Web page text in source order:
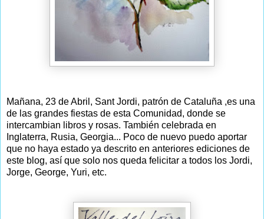
Mañana, 23 de Abril, Sant Jordi, patrón de Cataluña ,es una
de las grandes fiestas de esta Comunidad, donde se
intercambian libros y rosas. También celebrada en
Inglaterra, Rusia, Georgia... Poco de nuevo puedo aportar
que no haya estado ya descrito en anteriores ediciones de
este blog, así que solo nos queda felicitar a todos los Jordi,
Jorge, George, Yuri, etc.